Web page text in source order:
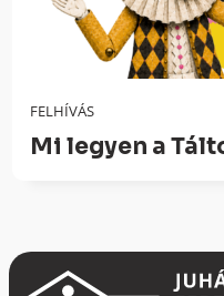
FELHÍVÁS
Mi legyen a